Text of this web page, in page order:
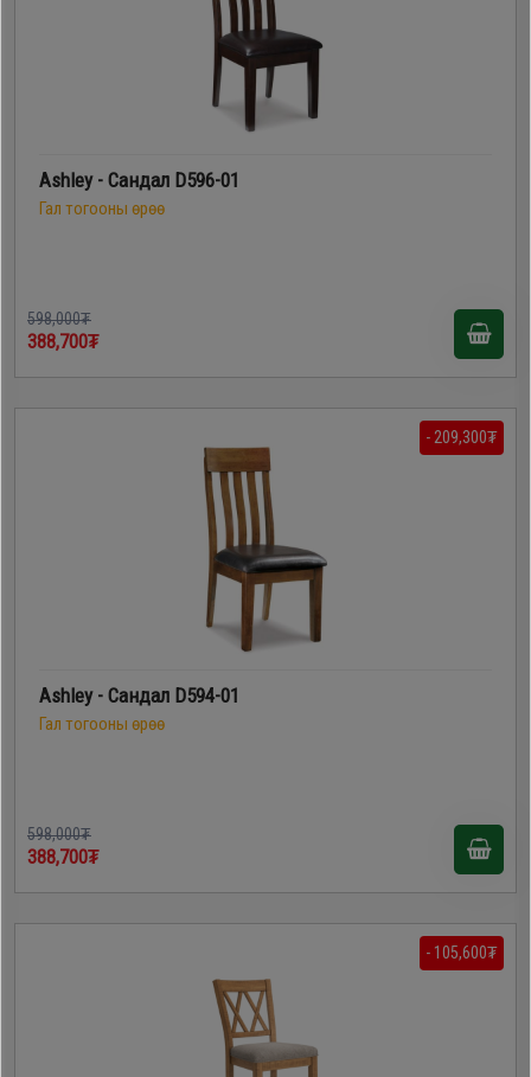
Ashley - Сандал D596-01
Гал тогооны өрөө
598,000₮
388,700₮
- 209,300₮
Ashley - Сандал D594-01
Гал тогооны өрөө
598,000₮
388,700₮
- 105,600₮